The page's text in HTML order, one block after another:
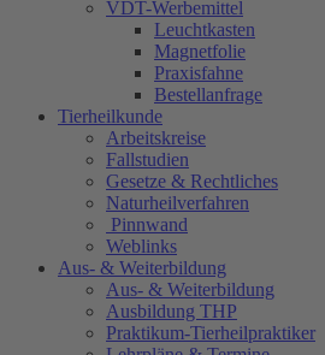
VDT-Werbemittel
Leuchtkasten
Magnetfolie
Praxisfahne
Bestellanfrage
Tierheilkunde
Arbeitskreise
Fallstudien
Gesetze & Rechtliches
Naturheilverfahren
Pinnwand
Weblinks
Aus- & Weiterbildung
Aus- & Weiterbildung
Ausbildung THP
Praktikum-Tierheilpraktiker